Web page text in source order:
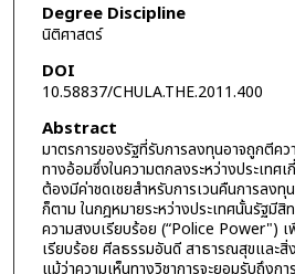
Degree Discipline
นิติศาสตร์
DOI
10.58837/CHULA.THE.2011.400
Abstract
มาตรการของรัฐที่รับการลงทุนอาจถูกตีคว
ทางอ้อมซึ่งในความตกลงระหว่างประเทศ
ต้องมีค่าชดเชยสำหรับการเวนคืนการลงทุ
ก็ตาม ในกฎหมายระหว่างประเทศนั้นรัฐมีสิ
ความสงบเรียบร้อย (“Police Power")
เรียบร้อย ศีลธรรมอันดี สาธารณสุขและสิ่
แม้ว่าความเห็นทางวิชาการจะยอมรับถึง